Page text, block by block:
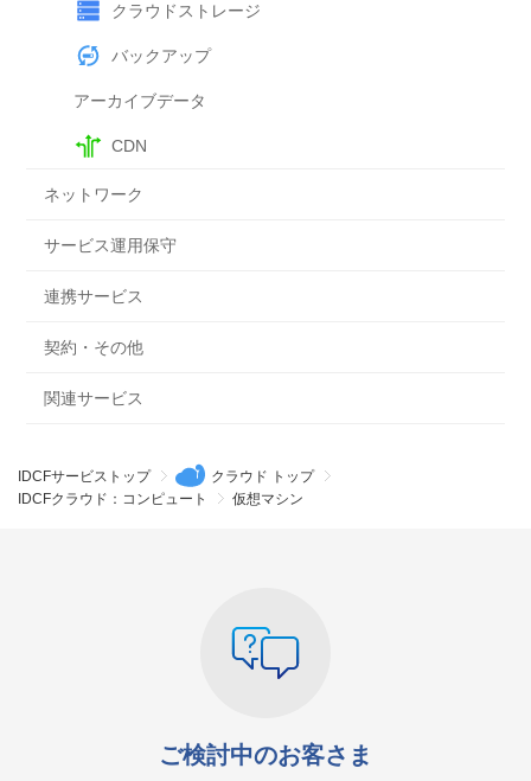
クラウドストレージ
バックアップ
アーカイブデータ
CDN
ネットワーク
サービス運用保守
連携サービス
契約・その他
関連サービス
IDCFサービストップ
クラウド トップ
IDCFクラウド：コンピュート
仮想マシン
ご検討中のお客さま